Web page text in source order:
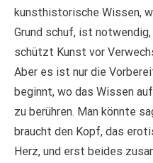
kunsthistorische Wissen,
Grund schuf, ist
schützt Kunst vor
Aber es ist nur die
beginnt, wo das Wissen
zu berühren. Man könnte
braucht den Kopf, das
Herz, und erst beides